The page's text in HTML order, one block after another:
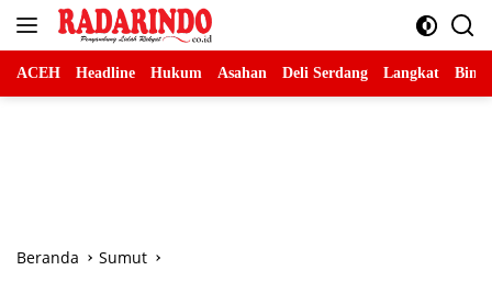
Langsung
ACEH Headline Hukum Asahan Deli Serdang Langkat
Beranda Sumut